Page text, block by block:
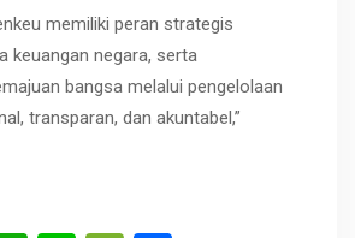
memiliki peran strategis
keuangan negara, serta
bangsa melalui pengelolaan
transparan, dan akuntabel,”